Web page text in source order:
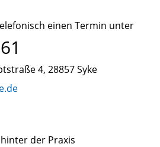
einen Termin unter
4, 28857 Syke
der Praxis